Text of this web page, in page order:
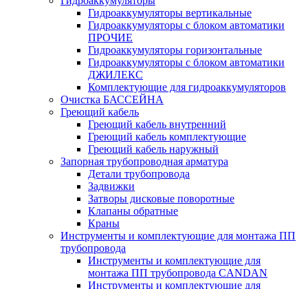
Гидроаккумуляторы вертикальные
Гидроаккумуляторы с блоком автоматики
ПРОЧИЕ
Гидроаккумуляторы горизонтальные
Гидроаккумуляторы с блоком автоматики
ДЖИЛЕКС
Комплектующие для гидроаккумуляторов
Очистка БАССЕЙНА
Греющий кабель
Греющий кабель внутренний
Греющий кабель комплектующие
Греющий кабель наружный
Запорная трубопроводная арматура
Детали трубопровода
Задвижки
Затворы дисковые поворотные
Клапаны обратные
Краны
Инструменты и комплектующие для монтажа ПП
трубопровода
Инструменты и комплектующие для
монтажа ПП трубопровода CANDAN
Инструменты и комплектующие для